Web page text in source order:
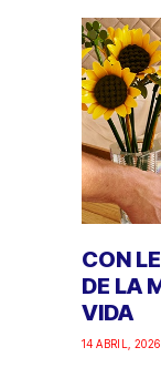
CON
DE LA
VIDA
14 ABRIL, 2026